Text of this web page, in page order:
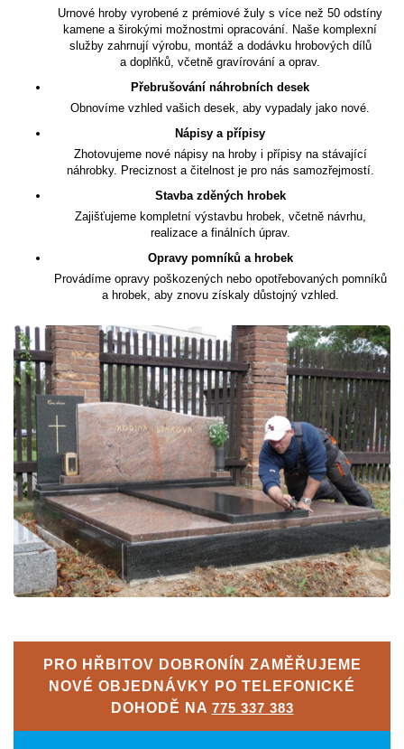
Urnové hroby vyrobené z prémiové žuly s více než 50 odstíny
kamene a širokými možnostmi opracování. Naše komplexní
služby zahrnují výrobu, montáž a dodávku hrobových dílů
a doplňků, včetně gravírování a oprav.
Přebrušování náhrobních desek
Obnovíme vzhled vašich desek, aby vypadaly jako nové.
Nápisy a přípisy
Zhotovujeme nové nápisy na hroby i přípisy na stávající
náhrobky. Preciznost a čitelnost je pro nás samozřejmostí.
Stavba zděných hrobek
Zajišťujeme kompletní výstavbu hrobek, včetně návrhu,
realizace a finálních úprav.
Opravy pomníků a hrobek
Provádíme opravy poškozených nebo opotřebovaných pomníků
a hrobek, aby znovu získaly důstojný vzhled.
PRO HŘBITOV DOBRONÍN ZAMĚŘUJEME
NOVÉ OBJEDNÁVKY PO TELEFONICKÉ
DOHODĚ NA 775 337 383